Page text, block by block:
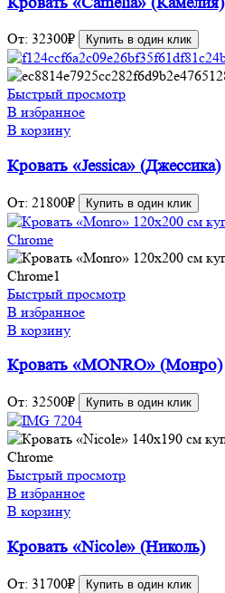
От: 32300₽ Купить в один клик
Быстрый просмотр
В избранное
В корзину
Кровать «Jessica» (Джессика)
От: 21800₽ Купить в один клик
Быстрый просмотр
В избранное
В корзину
Кровать «MONRO» (Монро)
От: 32500₽ Купить в один клик
Быстрый просмотр
В избранное
В корзину
Кровать «Nicole» (Николь)
От: 31700₽ Купить в один клик